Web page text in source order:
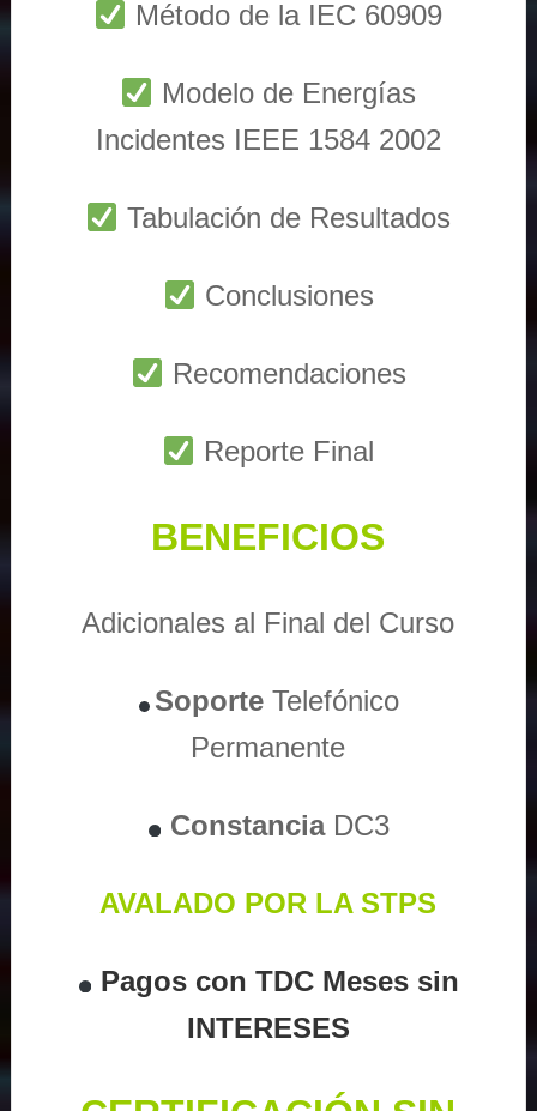
Método de la IEC 60909
Modelo de Energías
Incidentes IEEE 1584 2002
Tabulación de Resultados
Conclusiones
Recomendaciones
Reporte Final
BENEFICIOS
Adicionales al Final del Curso
Soporte Telefónico
Permanente
ConstanciaDC3
AVALADO POR LA STPS
Pagos con TDC Meses sin
INTERESES